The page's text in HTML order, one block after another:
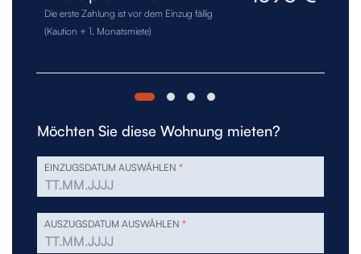
Die erste Zahlung ist vor dem Einzug fällig
(Kaution + 1. Monatsmiete)
Möchten Sie diese Wohnung mieten?
EINZUGSDATUM AUSWÄHLEN*
AUSZUGSDATUM AUSWÄHLEN*